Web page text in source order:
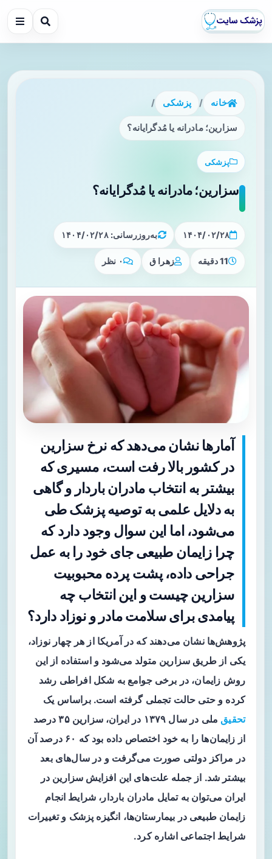
خانه / پزشکی /
سزارین؛ مادرانه یا مُدگرایانه؟
پزشکی
سزارین؛ مادرانه یا مُدگرایانه؟
۱۴۰۴/۰۲/۲۸ به‌روزرسانی: ۱۴۰۴/۰۲/۲۸
11 دقیقه زهرا ق ۰ نظر
آمارها نشان می‌دهد که نرخ سزارین
در کشور بالا رفت است، مسیری که
بیشتر به انتخاب مادران باردار و گاهی
به دلایل علمی به توصیه پزشک طی
می‌شود، اما این سوال وجود دارد که
چرا زایمان طبیعی جای خود را به عمل
جراحی داده، پشت پرده محبوبیت
سزارین چیست و این انتخاب چه
پیامدی برای سلامت مادر و نوزاد دارد؟
پژوهش‌ها نشان می‌دهند که در آمریکا از هر چهار نوزاد،
یکی از طریق سزارین متولد می‌شود و استفاده از این
روش زایمان، در برخی جوامع به شکل افراطی رشد
کرده و حتی حالت تجملی گرفته است. براساس یک
تحقیق
ملی در سال ۱۳۷۹ در ایران، سزارین ۳۵ درصد
از زایمان‌ها را به خود اختصاص داده بود که ۶۰ درصد آن
در مراکز دولتی صورت می‌گرفت و در سال‌های بعد
بیشتر شد. از جمله علت‌های این افزایش سزارین در
ایران می‌توان به تمایل مادران باردار، شرایط انجام
زایمان طبیعی در بیمارستان‌ها، انگیزه پزشک و تغییرات
شرایط اجتماعی اشاره کرد.